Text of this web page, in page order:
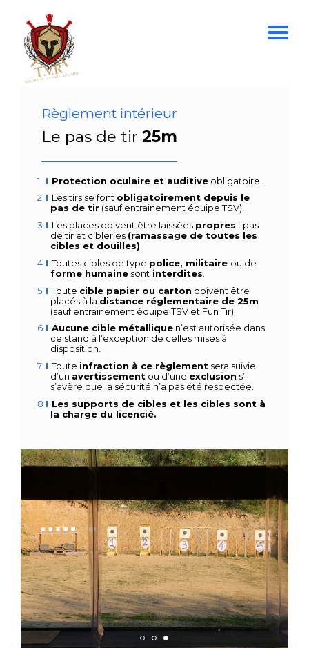
Règlement intérieur
Le pas de tir 25m
Protection oculaire et auditive obligatoire.
Les tirs se font obligatoirement depuis le
pas de tir (sauf entrainement équipe TSV).
Les places doivent être laissées propres : pas
de tir et cibleries (ramassage de toutes les
cibles et douilles)
Toutes cibles de type police, militaire ou de
forme humaine sont interdites
Toute cible papier ou carton doivent être
placés à la distance réglementaire de 25m
(sauf entrainement équipe TSV et Fun Tir).
Aucune cible métallique n’est autorisée dans
ce stand à l’exception de celles mises à
disposition.
Toute infraction à ce règlement sera suivie
d’un avertissement ou d’une exclusion s’il
s’avère que la sécurité n’a pas été respectée.
Les supports de cibles et les cibles sont à
la charge du licencié.